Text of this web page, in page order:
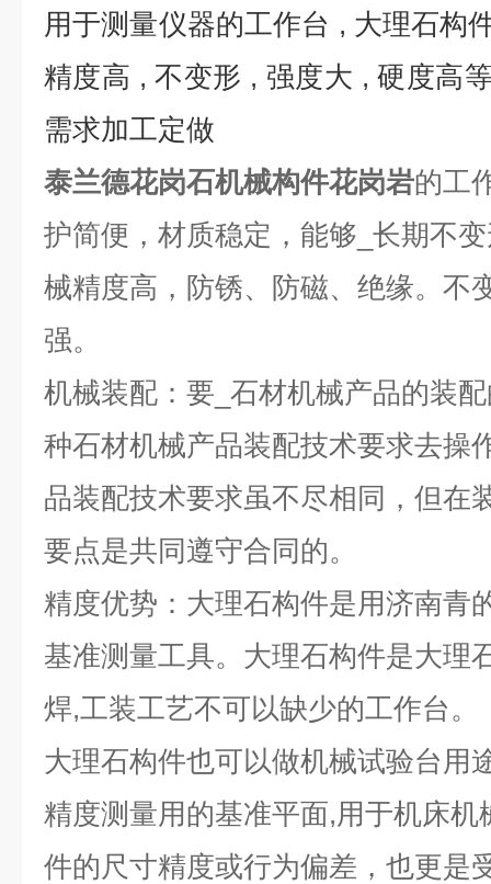
用于测量仪器的工作台 , 大理石构
精度高 , 不变形 , 强度大 , 硬度高
需求加工定做
泰兰德花岗石机械构件花岗岩的工
护简便，材质稳定，能够_长期不
械精度高，防锈、防磁、绝缘。不
强。
机械装配：要_石材机械产品的装
种石材机械产品装配技术要求去操
品装配技术要求虽不尽相同，但在
要点是共同遵守合同的。
精度优势：大理石构件是用济南青
基准测量工具。大理石构件是大理
焊,工装工艺不可以缺少的工作台。
大理石构件也可以做机械试验台用
精度测量用的基准平面,用于机床
件的尺寸精度或行为偏差，也更是